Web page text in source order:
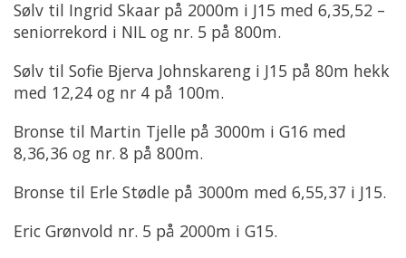
Sølv til Ingrid Skaar på 2000m i J15 med 6,35,52 –
seniorrekord i NIL og nr. 5 på 800m.
Sølv til Sofie Bjerva Johnskareng i J15 på 80m hekk
med 12,24 og nr 4 på 100m.
Bronse til Martin Tjelle på 3000m i G16 med
8,36,36 og nr. 8 på 800m.
Bronse til Erle Stødle på 3000m med 6,55,37 i J15.
Eric Grønvold nr. 5 på 2000m i G15.